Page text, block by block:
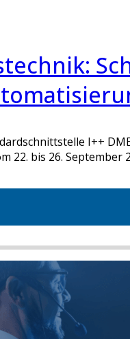
I++
22. bis 26. September